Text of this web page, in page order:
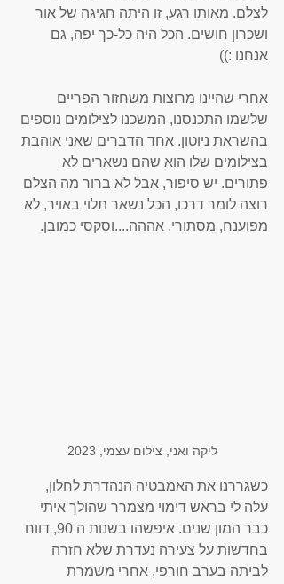
לצלם. מאותו רגע, זו היתה חגיגה של אור
ושכרון חושים. הכל היה כל-כך יפה, גם
אנחנו :))
אחרי שהיינו מרוצות משחזור הפריים
שלשמו התכנסנו, המשכנו לצילומים נוספים
בהשראת ניוטון. אחד הדברים שאני אוהבת
בצילומים שלו הוא שהם נשארים לא
פתורים. יש סיפור, אבל לא ברור מה הצלם
רוצה לומר דרכו, הכל נשאר תלוי באויר, לא
מפוענח, מסתורי. אההה....וסקסי כמובן.
ליקה ואני, צילום עצמי, 2023
כשגררנו את האמבטיה הנהדרת לחלון,
עלה לי בראש דימוי מצמרר שהולך איתי
כבר המון שנים. איפשהו בשנות ה 90, דווח
בחדשות על צעירה נעדרת שלא חזרה
לביתה בערב חורפי, אחרי משמרת